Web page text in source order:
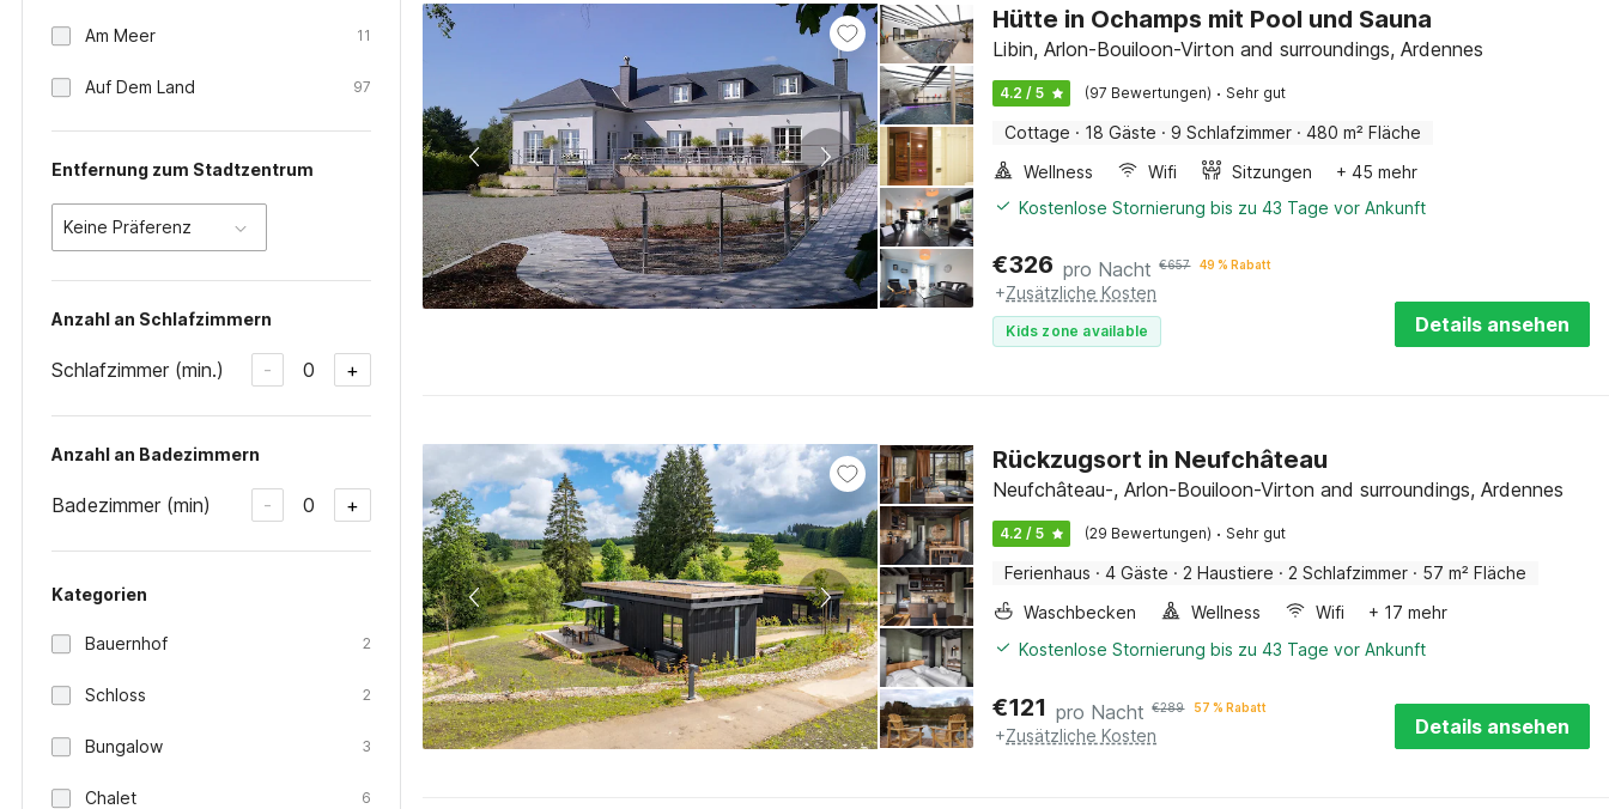
Am Meer 11
Auf Dem Land 97
Entfernung zum Stadtzentrum
Keine Präferenz
Anzahl an Schlafzimmern
Schlafzimmer (min.) - 0 +
Anzahl an Badezimmern
Badezimmer (min) - 0 +
Kategorien
Bauernhof 2
Schloss 2
Bungalow 3
Chalet 6
Hütte in Ochamps mit Pool und Sauna
Libin, Arlon-Bouiloon-Virton and surroundings, Ardennes
4.2 / 5 (97 Bewertungen) · Sehr gut
Cottage · 18 Gäste · 9 Schlafzimmer · 480 m² Fläche
Wellness
Wifi Sitzungen
+ 45 mehr
Kostenlose Stornierung bis zu 43 Tage vor Ankunft
€326 pro Nacht €657 49 % Rabatt
+Zusätzliche Kosten
Kids zone available Details ansehen
Rückzugsort in Neufchâteau
Neufchâteau-, Arlon-Bouiloon-Virton and surroundings, Ardennes
4.2 / 5 (29 Bewertungen) · Sehr gut
Ferienhaus · 4 Gäste · 2 Haustiere · 2 Schlafzimmer · 57 m² Fläche
Waschbecken
Wellness Wifi
+ 17 mehr
Kostenlose Stornierung bis zu 43 Tage vor Ankunft
€121 pro Nacht €289 57 % Rabatt
+Zusätzliche Kosten Details ansehen